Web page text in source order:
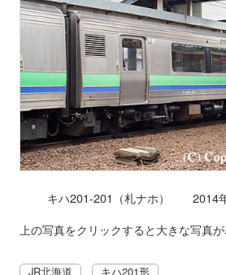
キハ201-201（札ナホ） 2014
上の写真をクリックすると大きな写真が
JR北海道 キハ201形